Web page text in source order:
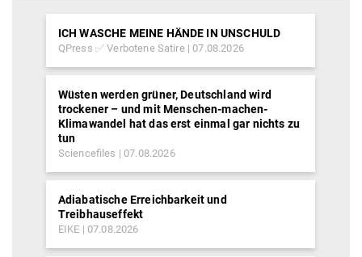
ICH WASCHE MEINE HÄNDE IN UNSCHULD
QPress ✅ Verbotene Satire 07.08.2026
Wüsten werden grüner, Deutschland wird
trockener – und mit Menschen-machen-
Klimawandel hat das erst einmal gar nichts zu
tun
Sciencefiles 07.08.2026
Adiabatische Erreichbarkeit und
Treibhauseffekt
EIKE 07.08.2026